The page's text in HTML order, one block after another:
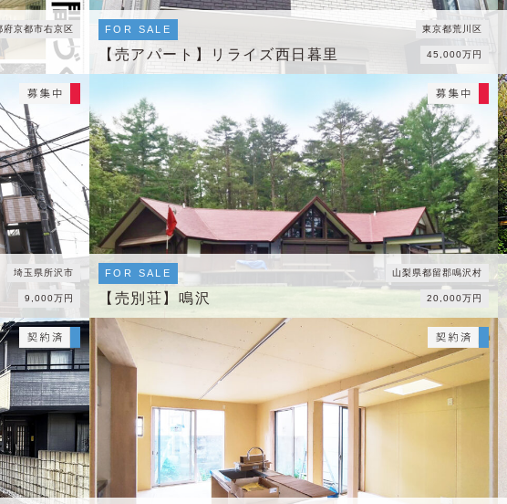
府京都市右京区 FOR SALE
【売アパート】リライズ西日暮里
東京都荒川区
45,000万円
埼玉県所沢市
9,000万円
FOR SALE
【売別荘】鳴沢
山梨県都留郡鳴沢村
20,000万円